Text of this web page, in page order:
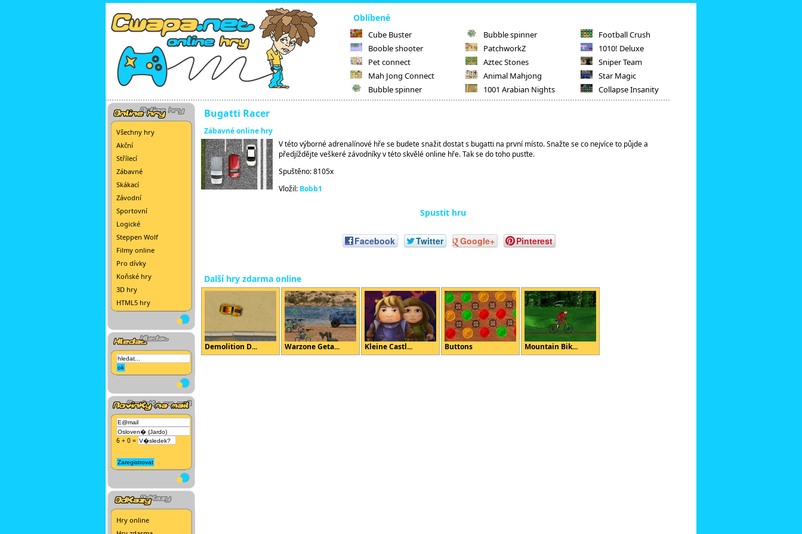
Oblíbené
Cube Buster
Booble shooter
Pet connect
Mah Jong Connect
Bubble spinner
Bubble spinner
PatchworkZ
Aztec Stones
Animal Mahjong
1001 Arabian Nights
Football Crush
1010! Deluxe
Sniper Team
Star Magic
Collapse Insanity
Všechny hry
Akční
Střílecí
Zábavné
Skákací
Závodní
Sportovní
Logické
Steppen Wolf
Filmy online
Pro dívky
Koňské hry
3D hry
HTML5 hry
6 + 0 =
Hry online
Bugatti Racer
Zábavné online hry
V této výborné adrenalínové hře se budete snažit dostat s bugatti na první místo. Snažte se co nejvíce to půjde a
předjíždějte veškeré závodníky v této skvělé online hře. Tak se do toho pusťte.
Spuštěno: 8105x
Vložil: Bobb1
Spustit hru
Facebook Twitter Google+ Pinterest
Další hry zdarma online
Demolition D... Warzone Geta... Kleine Castl... Buttons Mountain Bik...